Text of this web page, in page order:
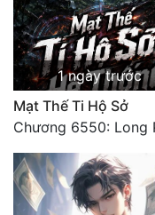
Điềm Đạm
1 ngày trước
Mạt Thế Ti Hộ Sở